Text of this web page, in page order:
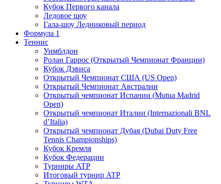
Кубок Первого канала
Ледовое шоу
Гала-шоу Ледниковый период
Формула 1
Теннис
Уимблдон
Ролан Гаррос (Открытый Чемпионат Франции)
Кубок Дэвиса
Открытый Чемпионат США (US Open)
Открытый Чемпионат Австралии
Открытый чемпионат Испании (Mutua Madrid
Open)
Открытый чемпионат Италии (Internazionali BNL
d’Italia)
Открытый чемпионат Дубая (Dubai Duty Free
Tennis Championships)
Кубок Кремля
Кубок Федерации
Турниры ATP
Итоговый турнир ATP